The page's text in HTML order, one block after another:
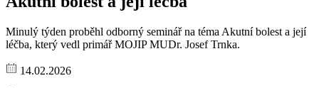
Minulý týden proběhl odborný seminář na téma Akutní bolest a její
léčba, který vedl primář MOJIP MUDr. Josef Trnka.
14.02.2026